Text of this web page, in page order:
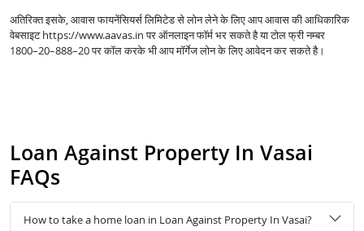
अतिरिक्त इसके, आवास फायनेंसियर्स लिमिटेड से लोन लेने के लिए आप आवास की आधिकारिक
वेबसाइट https://www.aavas.in पर ऑनलाइन फॉर्म भर सकते है या टोल फ्री नम्बर
1800–20–888–20 पर कॉल करके भी आप मॉर्गेज लोन के लिए आवेदन कर सकते है।
Loan Against Property In Vasai
FAQs
How to take a home loan in Loan Against Property In Vasai?